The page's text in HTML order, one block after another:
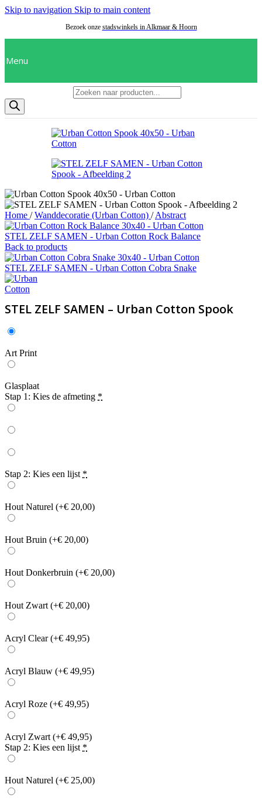
Skip to navigation Skip to main content
Bezoek onze stadswinkels in Alkmaar & Hoorn
Menu
Home / Wanddecoratie (Urban Cotton) / Abstract
STEL ZELF SAMEN - Urban Cotton Rock Balance
Back to products
STEL ZELF SAMEN - Urban Cotton Cobra Snake
STEL ZELF SAMEN – Urban Cotton Spook
Art Print
Glasplaat
Stap 1: Kies de afmeting *
Stap 2: Kies een lijst *
Hout Naturel (+€ 20,00)
Hout Bruin (+€ 20,00)
Hout Donkerbruin (+€ 20,00)
Hout Zwart (+€ 20,00)
Acryl Clear(+€ 49,95)
Acryl Blauw (+€ 49,95)
Acryl Roze (+€ 49,95)
Acryl Zwart (+€ 49,95)
Stap 2: Kies een lijst *
Hout Naturel (+€ 25,00)